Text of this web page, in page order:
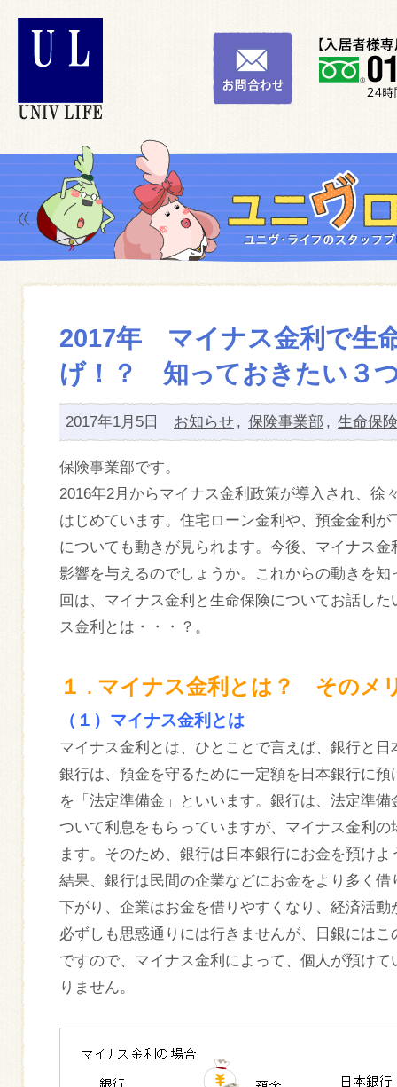
2017年 マイナス金利で生
げ！？ 知っておきたい３
2017年1月5日 お知らせ , 保険事業部 , 生命保険
保険事業部です。
2016年2月からマイナス金利政策が導入され、徐
はじめています。住宅ローン金利や、預金金利
についても動きが見られます。今後、マイナス
影響を与えるのでしょうか。これからの動きを
回は、マイナス金利と生命保険についてお話し
ス金利とは・・・？。
１ ． マイナス金利とは？ そのメ
（１）マイナス金利とは
マイナス金利とは、ひとことで言えば、銀行と
銀行は、預金を守るために一定額を日本銀行に
を「法定準備金」といいます。銀行は、法定準
ついて利息をもらっていますが、マイナス金利
ます。そのため、銀行は日本銀行にお金を預け
結果、銀行は民間の企業などにお金をより多く
下がり、企業はお金を借りやすくなり、経済活
必ずしも思惑通りには行きませんが、日銀には
ですので、マイナス金利によって、個人が預け
りません。